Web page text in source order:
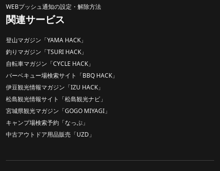
WEBプッシュ通知の設定・解除方法
関連サービス
登山マガジン「YAMA HACK」
釣りマガジン「TSURI HACK」
自転車マガジン「CYCLE HACK」
バーベキュー場検索サイト「BBQ HACK」
伊豆観光情報マガジン「IZU HACK」
松島観光情報サイト「松島観光ナビ」
宮城県観光マガジン「GOGO MIYAGI」
キャンプ場検索予約「なっぷ」
中古アウトドア用品販売「UZD」